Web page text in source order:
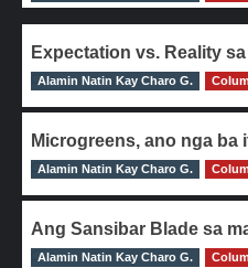
Expectation vs. Reality
0
Alamin Natin Kay Charo G.
Microgreens, ano nga ba
0
Alamin Natin Kay Charo G.
Ang Sansibar Blade sa
0
Alamin Natin Kay Charo G.